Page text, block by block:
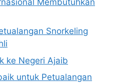
Snorkeling
ke Negeri Ajaib
untuk Petualangan